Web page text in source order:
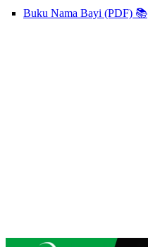
Buku Nama Bayi (PDF) 📚